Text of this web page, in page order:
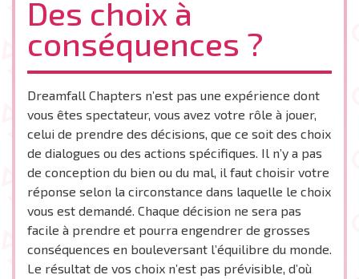
Des choix à
conséquences ?
Dreamfall Chapters n’est pas une expérience dont
vous êtes spectateur, vous avez votre rôle à jouer,
celui de prendre des décisions, que ce soit des choix
de dialogues ou des actions spécifiques. Il n’y a pas
de conception du bien ou du mal, il faut choisir votre
réponse selon la circonstance dans laquelle le choix
vous est demandé. Chaque décision ne sera pas
facile à prendre et pourra engendrer de grosses
conséquences en bouleversant l’équilibre du monde.
Le résultat de vos choix n’est pas prévisible, d’où